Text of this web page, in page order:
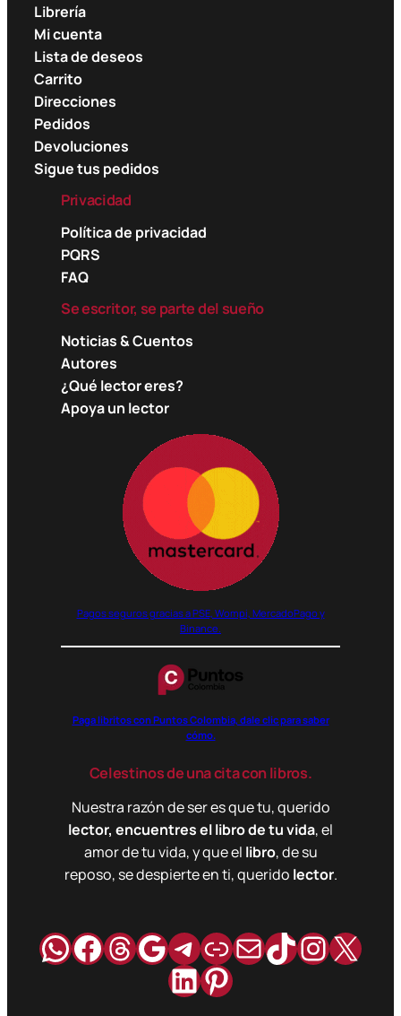
Librería
Mi cuenta
Lista de deseos
Carrito
Direcciones
Pedidos
Devoluciones
Sigue tus pedidos
Privacidad
Política de privacidad
PQRS
FAQ
Se escritor, se parte del sueño
Noticias & Cuentos
Autores
¿Qué lector eres?
Apoya un lector
Pagos seguros gracias a PSE, Wompi, MercadoPago y
Binance.
Paga libritos con Puntos Colombia, dale clic para saber
cómo.
Celestinos de una cita con libros.
Nuestra razón de ser es que tu, querido
lector, encuentres el libro de tu vida, el
amor de tu vida, y que el libro, de su
reposo, se despierte en ti, querido lector.
WhatsApp
Facebook
Hilos
Google
Telegram
Enlace
Correo
TikTok
X
LinkedIn
Pinterest